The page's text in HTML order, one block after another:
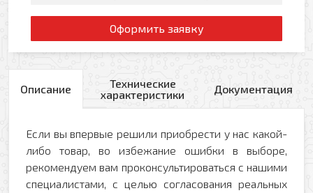
Оформить заявку
Описание
Технические
характеристики
Документация
Если вы впервые решили приобрести у нас какой-
либо товар, во избежание ошибки в выборе,
рекомендуем вам проконсультироваться с нашими
специалистами, с целью согласования реальных